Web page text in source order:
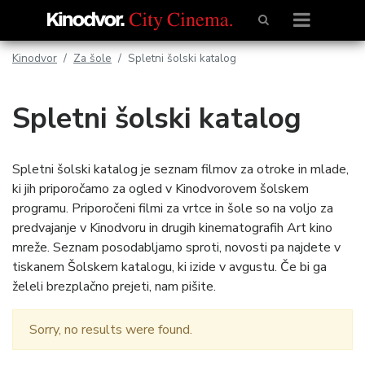
Kinodvor Za šole Spletni šolski katalog
Spletni šolski katalog
Spletni šolski katalog je seznam filmov za otroke in mlade,
ki jih priporočamo za ogled v Kinodvorovem šolskem
programu. Priporočeni filmi za vrtce in šole so na voljo za
predvajanje v Kinodvoru in drugih kinematografih Art kino
mreže. Seznam posodabljamo sproti, novosti pa najdete v
tiskanem Šolskem katalogu, ki izide v avgustu. Če bi ga
želeli brezplačno prejeti, nam pišite.
Sorry, no results were found.